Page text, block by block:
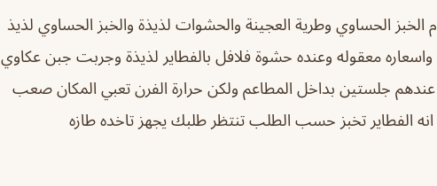
الحساوي وطرية العجينة والحشوات لذيذة والخبز الحساوي لذيذ
واسعاره معقوله وعنده حشوة فلافل بالفطاير لذيذة وجربت جبن عكاوي
جلستين بداخل المطاعم ولكن حرارة الفرن تعبي المكان صعب
الفطاير تخبز حسب الطلب تنتظر طلبك يجهز تاخده طازه